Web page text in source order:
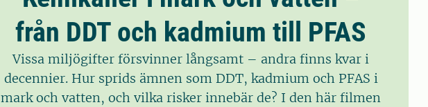
från DDT och kadmium till PFAS
Vissa miljögifter försvinner långsamt – andra finns kvar i
decennier. Hur sprids ämnen som DDT, kadmium och PFAS i
mark och vatten, och vilka risker innebär de? I den här filmen